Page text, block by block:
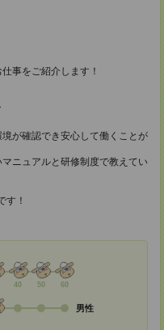
事をご紹介します！
が確認でき安心して働くことが
ニュアルと研修制度で教えてい
す！
40 50 60
男性